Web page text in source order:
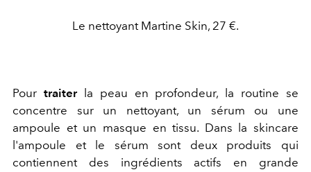
Le nettoyant Martine Skin, 27 €.
Pour traiterla peau en profondeur, la routine se
concentre sur un nettoyant, un sérum ou une
ampoule et un masque en tissu. Dans la skincare
l'ampoule et le sérum sont deux produits qui
contiennent des ingrédients actifs en grande